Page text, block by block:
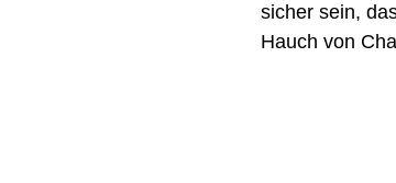
sicher sein,
Hauch von